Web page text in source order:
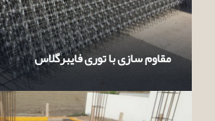
مقاوم سازی با توری فایبرگلاس